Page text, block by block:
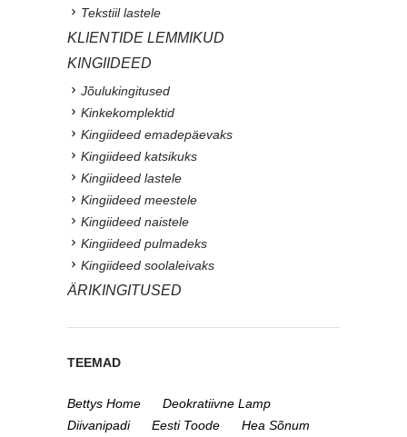
Tekstiil lastele
KLIENTIDE LEMMIKUD
KINGIIDEED
Jõulukingitused
Kinkekomplektid
Kingiideed emadepäevaks
Kingiideed katsikuks
Kingiideed lastele
Kingiideed meestele
Kingiideed naistele
Kingiideed pulmadeks
Kingiideed soolaleivaks
ÄRIKINGITUSED
TEEMAD
Bettys Home
Deokratiivne Lamp
Diivanipadi
Eesti Toode
Hea Sõnum